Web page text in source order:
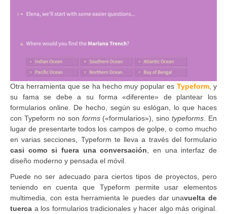
Otra herramienta que se ha hecho muy popular es Typeform, y
su fama se debe a su forma «diferente» de plantear los
formularios online. De hecho, según su eslógan, lo que haces
con Typeform no son forms(«formularios»), sinotypeforms . En
lugar de presentarte todos los campos de golpe, o como mucho
en varias secciones, Typeform te lleva a través del formulario
casi como si fuera una conversación , en una interfaz de
diseño moderno y pensada el móvil.
Puede no ser adecuado para ciertos tipos de proyectos, pero
teniendo en cuenta que Typeform permite usar elementos
multimedia, con esta herramienta le puedes dar unavuelta de
tuerca a los formularios tradicionales y hacer algo más original.